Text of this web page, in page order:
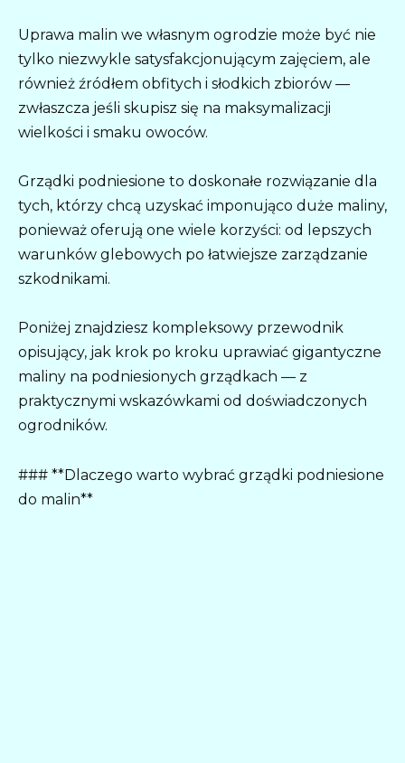
Uprawa malin we własnym ogrodzie może być nie
tylko niezwykle satysfakcjonującym zajęciem, ale
również źródłem obfitych i słodkich zbiorów —
zwłaszcza jeśli skupisz się na maksymalizacji
wielkości i smaku owoców.
Grządki podniesione to doskonałe rozwiązanie dla
tych, którzy chcą uzyskać imponująco duże maliny,
ponieważ oferują one wiele korzyści: od lepszych
warunków glebowych po łatwiejsze zarządzanie
szkodnikami.
Poniżej znajdziesz kompleksowy przewodnik
opisujący, jak krok po kroku uprawiać gigantyczne
maliny na podniesionych grządkach — z
praktycznymi wskazówkami od doświadczonych
ogrodników.
### **Dlaczego warto wybrać grządki podniesione
do malin**